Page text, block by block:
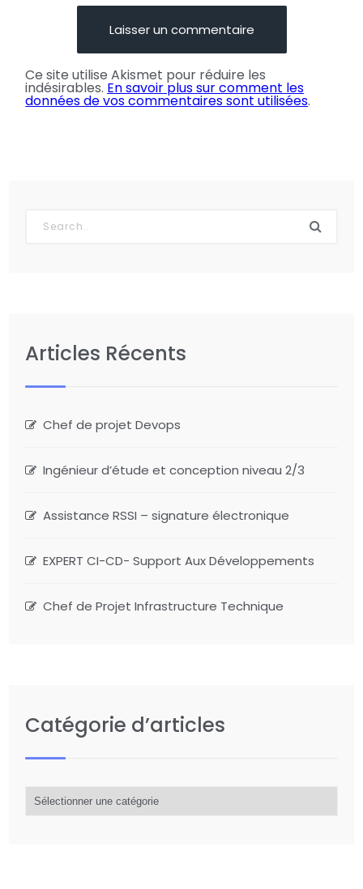
Ce site utilise Akismet pour réduire les
indésirables. En savoir plus sur comment les
données de vos commentaires sont utilisées.
Articles Récents
Chef de projet Devops
Ingénieur d’étude et conception niveau 2/3
Assistance RSSI – signature électronique
EXPERT CI-CD- Support Aux Développements
Chef de Projet Infrastructure Technique
Catégorie d’articles
d’articles